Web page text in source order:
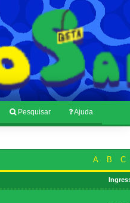
Pesquisar Ajuda
A B C